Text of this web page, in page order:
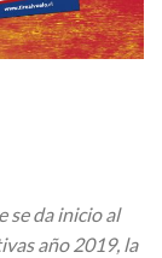
se da inicio al
año 2019, la